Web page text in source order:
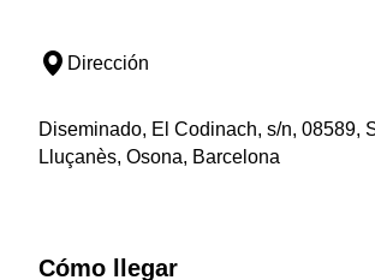
Dirección
Diseminado, El Codinach, s/n, 08589,
Lluçanès, Osona, Barcelona
Cómo llegar